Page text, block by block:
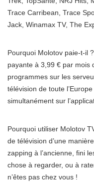
Trace Carribean, Trace
Jack, Winamax TV, The
Pourquoi Molotov paie-t-il
payante à 3,99 € par mois
programmes sur les
télévision de toute
simultanément sur
Pourquoi utiliser Molotov
de télévision d’une
zapping à l’ancienne, fini
chose à regarder, ou à
n’êtes pas chez vous !